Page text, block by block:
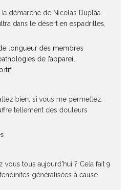
démarche de Nicolas Duplàa.
dans le désert en espadrilles,
longueur des membres
de l’appareil
bien. si vous me permettez.
tellement des douleurs
vous tous aujourd'hui ? Cela fait 9
généralisées à cause